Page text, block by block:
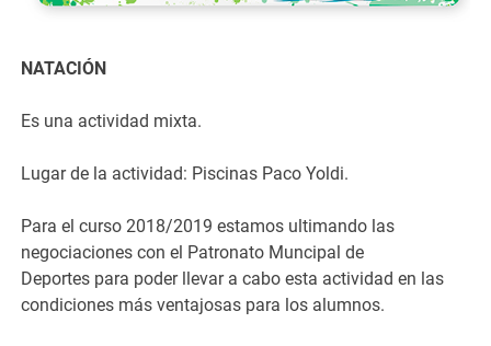
NATACIÓN
Es una actividad mixta.
Lugar de la actividad: Piscinas Paco Yoldi.
Para el curso 2018/2019 estamos ultimando las
negociaciones con el Patronato Muncipal de
Deportes para poder llevar a cabo esta actividad en las
condiciones más ventajosas para los alumnos.